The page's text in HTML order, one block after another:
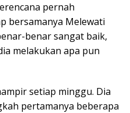
pernah
bersamanya Melewati
benar sangat baik,
melakukan apa pun
setiap minggu. Dia
pertamanya beberapa